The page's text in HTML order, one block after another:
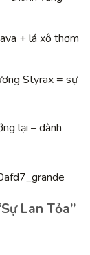
+ lá xô thơm
Styrax = sự
lại – dành
Lan Tỏa”